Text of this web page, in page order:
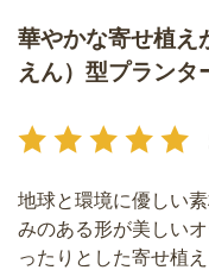
華やかな寄せ植え
えん）型プランタ
地球と環境に優しい
みのある形が美しい
ったりとした寄せ植